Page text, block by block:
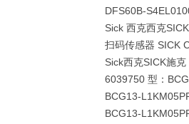
DFS60B-
Sick 西克西克
扫码传感器 SICK
Sick西克SICK施克
6039750 型：
BCG13-
BCG13-